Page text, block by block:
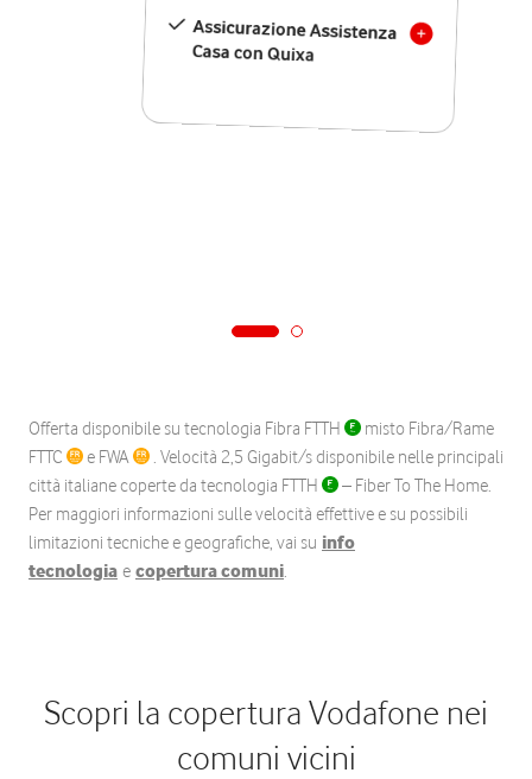
Assicurazione Assistenza
Casa con Quixa
Offerta disponibile su tecnologia Fibra FTTH
misto Fibra/Rame
FTTC
e FWA
. Velocità 2,5 Gigabit/s disponibile nelle principali
città italiane coperte da tecnologia FTTH
– Fiber To The Home.
Per maggiori informazioni sulle velocità effettive e su possibili
limitazioni tecniche e geografiche, vai su info
tecnologia e copertura comuni.
Scopri la copertura Vodafone nei
comuni vicini